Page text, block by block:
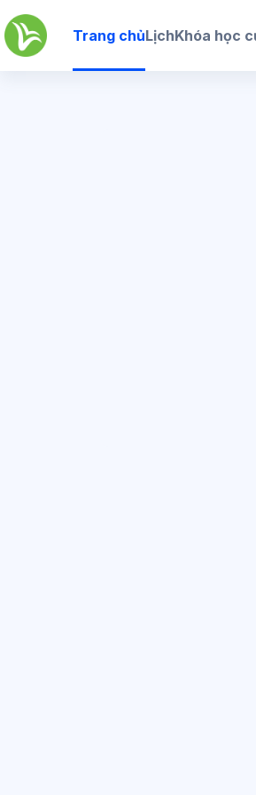
Chuyển tới nội dung chính
Trang chủLịchKhóa học